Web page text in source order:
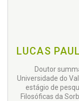
LUCAS
Doutor
Universidade do
estágio de
Filosóficas da